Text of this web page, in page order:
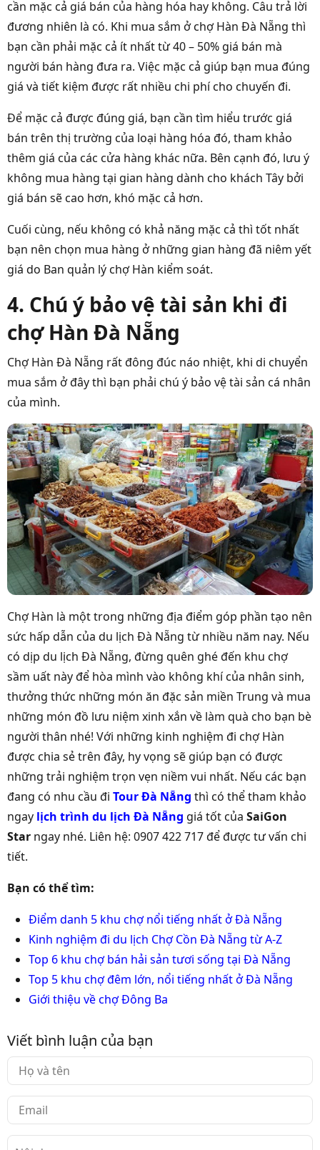
cần mặc cả giá bán của hàng hóa hay không. Câu trả lời
đương nhiên là có. Khi mua sắm ở chợ Hàn Đà Nẵng thì
bạn cần phải mặc cả ít nhất từ 40 – 50% giá bán mà
người bán hàng đưa ra. Việc mặc cả giúp bạn mua đúng
giá và tiết kiệm được rất nhiều chi phí cho chuyến đi.
Để mặc cả được đúng giá, bạn cần tìm hiểu trước giá
bán trên thị trường của loại hàng hóa đó, tham khảo
thêm giá của các cửa hàng khác nữa. Bên cạnh đó, lưu ý
không mua hàng tại gian hàng dành cho khách Tây bởi
giá bán sẽ cao hơn, khó mặc cả hơn.
Cuối cùng, nếu không có khả năng mặc cả thì tốt nhất
bạn nên chọn mua hàng ở những gian hàng đã niêm yết
giá do Ban quản lý chợ Hàn kiểm soát.
4. Chú ý bảo vệ tài sản khi đi
chợ Hàn Đà Nẵng
Chợ Hàn Đà Nẵng rất đông đúc náo nhiệt, khi di chuyển
mua sắm ở đây thì bạn phải chú ý bảo vệ tài sản cá nhân
của mình.
Chợ Hàn là một trong những địa điểm góp phần tạo nên
sức hấp dẫn của du lịch Đà Nẵng từ nhiều năm nay. Nếu
có dịp du lịch Đà Nẵng, đừng quên ghé đến khu chợ
sầm uất này để hòa mình vào không khí của nhân sinh,
thưởng thức những món ăn đặc sản miền Trung và mua
những món đồ lưu niệm xinh xắn về làm quà cho bạn bè
người thân nhé! Với những kinh nghiệm đi chợ Hàn
được chia sẻ trên đây, hy vọng sẽ giúp bạn có được
những trải nghiệm trọn vẹn niềm vui nhất. Nếu các bạn
đang có nhu cầu đi Tour Đà Nẵng thì có thể tham khảo
ngay lịch trình du lịch Đà Nẵng giá tốt của SaiGon
Star ngay nhé. Liên hệ: 0907 422 717 để được tư vấn chi
tiết.
Bạn có thể tìm:
Điểm danh 5 khu chợ nổi tiếng nhất ở Đà Nẵng
Kinh nghiệm đi du lịch Chợ Cồn Đà Nẵng từ A-Z
Top 6 khu chợ bán hải sản tươi sống tại Đà Nẵng
Top 5 khu chợ đêm lớn, nổi tiếng nhất ở Đà Nẵng
Giới thiệu về chợ Đông Ba
Viết bình luận của bạn